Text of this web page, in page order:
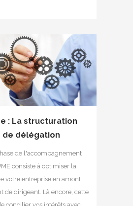
: La structuration
de délégation
de l'accompagnement
consiste à optimiser la
votre entreprise en amont
de dirigeant. Là encore, cette